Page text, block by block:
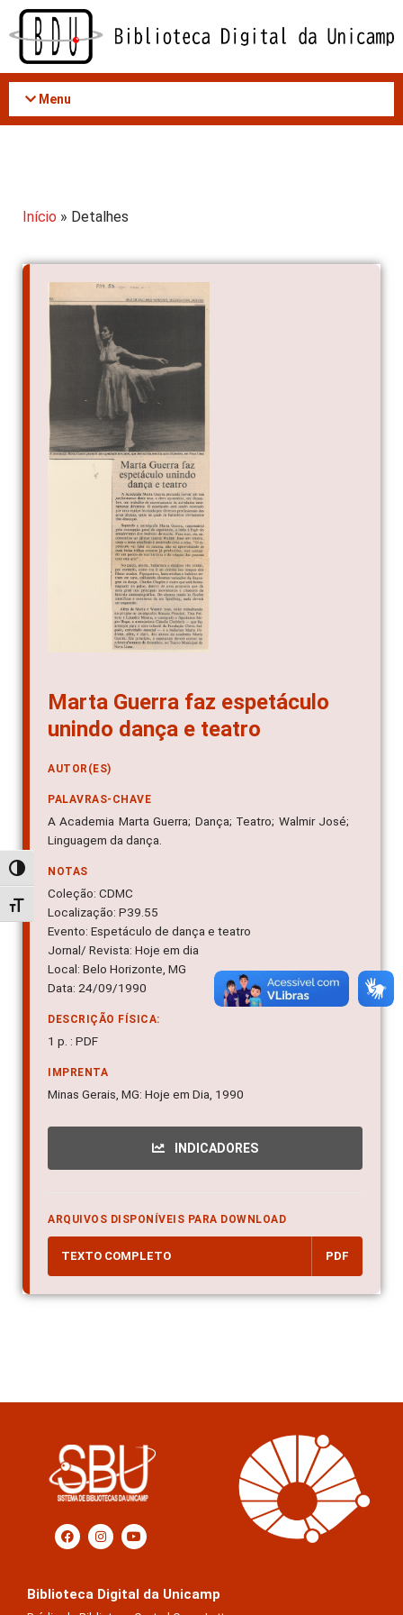
Acessar
conteúdo
Alternar alto contraste
Alternar tamanho da fonte
Menu
Início » Detalhes
Marta Guerra faz espetáculo
unindo dança e teatro
AUTOR(ES)
PALAVRAS-CHAVE
A Academia Marta Guerra; Dança; Teatro; Walmir José;
Linguagem da dança.
NOTAS
Coleção: CDMC
Localização: P39.55
Evento: Espetáculo de dança e teatro
Jornal/ Revista: Hoje em dia
Local: Belo Horizonte, MG
Data: 24/09/1990
DESCRIÇÃO FÍSICA:
1 p. : PDF
IMPRENTA
Minas Gerais, MG: Hoje em Dia, 1990
INDICADORES
ARQUIVOS DISPONÍVEIS PARA DOWNLOAD
TEXTO COMPLETO PDF
Biblioteca Digital da Unicamp